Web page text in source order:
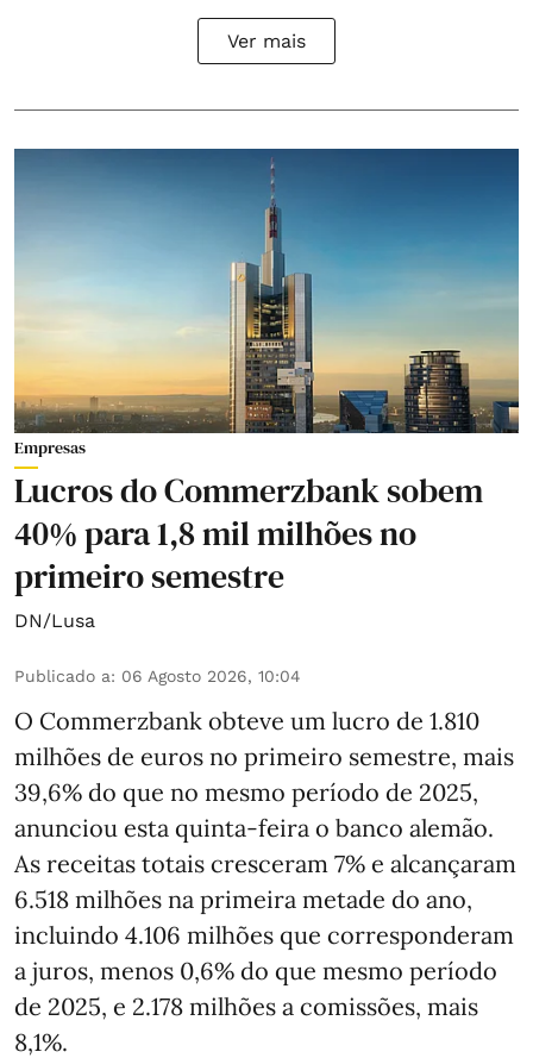
Ver mais
Empresas
Lucros do Commerzbank sobem
40% para 1,8 mil milhões no
primeiro semestre
DN/Lusa
Publicado a: 06 Agosto 2026, 10:04
O Commerzbank obteve um lucro de 1.810
milhões de euros no primeiro semestre, mais
39,6% do que no mesmo período de 2025,
anunciou esta quinta-feira o banco alemão.
As receitas totais cresceram 7% e alcançaram
6.518 milhões na primeira metade do ano,
incluindo 4.106 milhões que corresponderam
a juros, menos 0,6% do que mesmo período
de 2025, e 2.178 milhões a comissões, mais
8,1%.